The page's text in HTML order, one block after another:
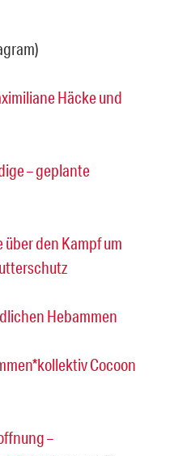
Häcke und
– geplante
den Kampf um
Hebammen
Cocoon
–